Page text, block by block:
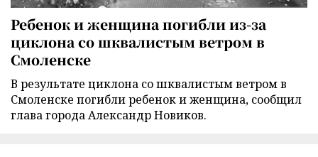
Ребенок и женщина погибли из-за
циклона со шквалистым ветром в
Смоленске
В результате циклона со шквалистым ветром в
Смоленске погибли ребенок и женщина, сообщил
глава города Александр Новиков.